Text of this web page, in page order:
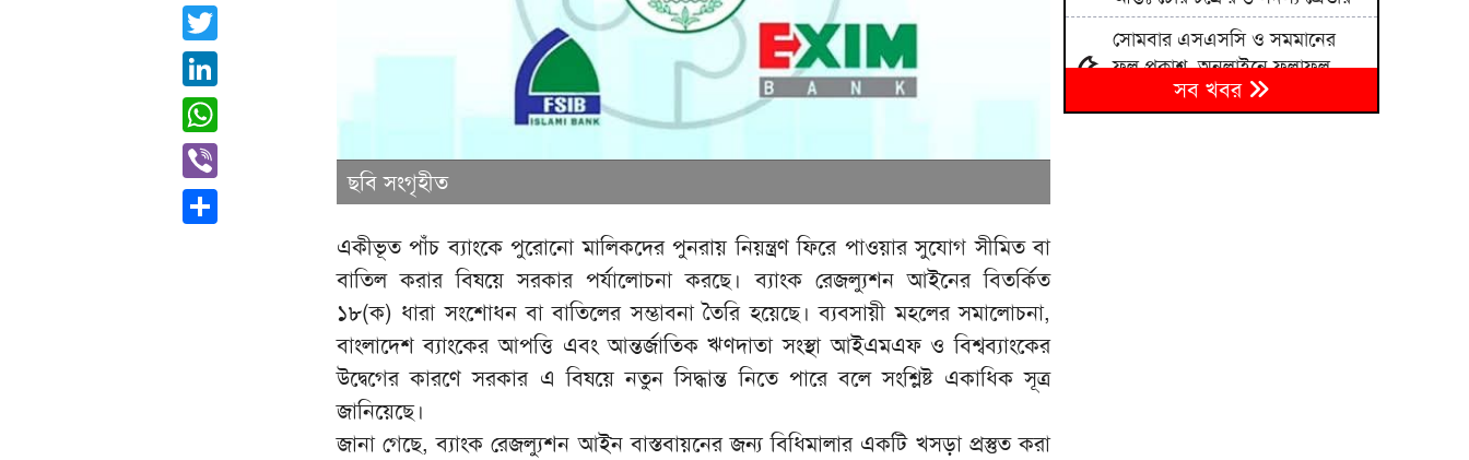
Twitter
LinkedIn
WhatsApp
Viber
Share
ছবি সংগৃহীত
একীভূত পাঁচ ব্যাংকে পুরোনো মালিকদের পুনরায় নিয়ন্ত্রণ ফিরে পাওয়ার সুযোগ সীমিত বা
বাতিল করার বিষয়ে সরকার পর্যালোচনা করছে। ব্যাংক রেজল্যুশন আইনের বিতর্কিত
১৮(ক) ধারা সংশোধন বা বাতিলের সম্ভাবনা তৈরি হয়েছে। ব্যবসায়ী মহলের সমালোচনা,
বাংলাদেশ ব্যাংকের আপত্তি এবং আন্তর্জাতিক ঋণদাতা সংস্থা আইএমএফ ও বিশ্বব্যাংকের
উদ্বেগের কারণে সরকার এ বিষয়ে নতুন সিদ্ধান্ত নিতে পারে বলে সংশ্লিষ্ট একাধিক সূত্র
জানিয়েছে।
জানা গেছে, ব্যাংক রেজল্যুশন আইন বাস্তবায়নের জন্য বিধিমালার একটি খসড়া প্রস্তুত করা
৫
সোমবার এসএসসি ও সমমানের
ফল প্রকাশ, অনলাইনে ফলাফল
জানবেন যেভাবে
সব খবর